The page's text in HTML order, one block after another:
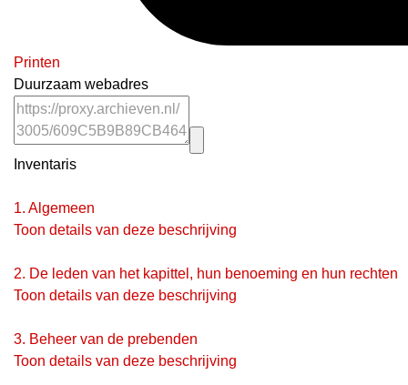
Printen
Duurzaam webadres
Inventaris
1. Algemeen
Toon details van deze beschrijving
2. De leden van het kapittel, hun benoeming en hun rechten
Toon details van deze beschrijving
3. Beheer van de prebenden
Toon details van deze beschrijving